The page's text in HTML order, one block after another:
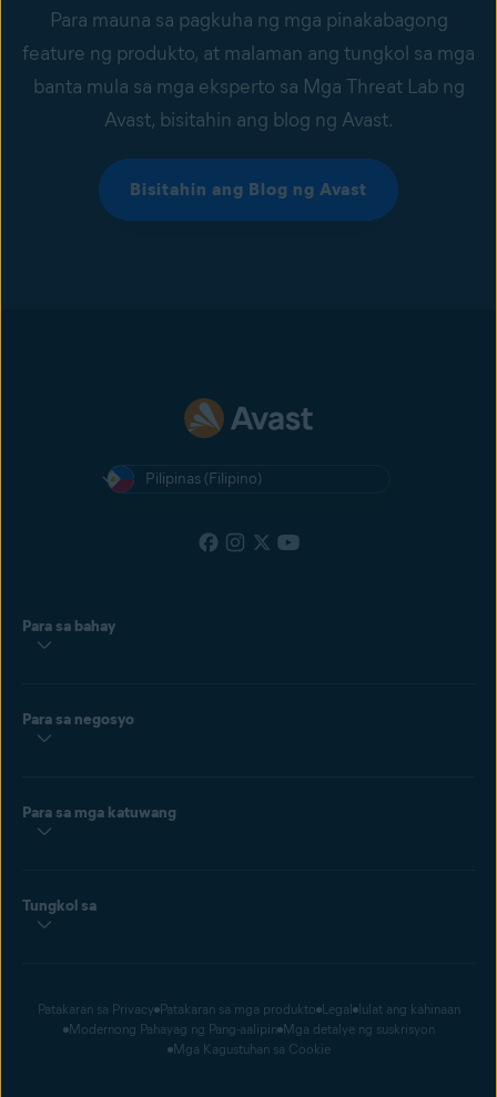
Para mauna sa pagkuha ng mga pinakabagong
feature ng produkto, at malaman ang tungkol sa mga
banta mula sa mga eksperto sa Mga Threat Lab ng
Avast, bisitahin ang blog ng Avast.
Bisitahin ang Blog ng Avast
Pilipinas (Filipino)
Para sa bahay
Para sa negosyo
Para sa mga katuwang
Tungkol sa
Patakaran sa Privacy Patakaran sa mga produkto Legal Iulat ang kahinaan
Modernong Pahayag ng Pang-aalipin Mga detalye ng suskrisyon
Mga Kagustuhan sa Cookie